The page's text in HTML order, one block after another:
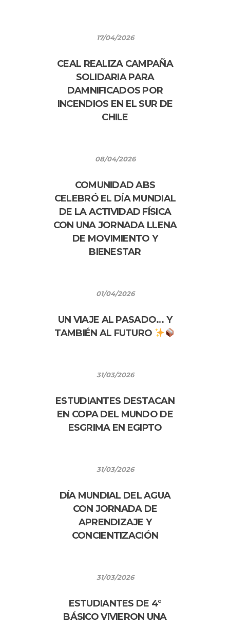
17/04/2026
CEAL REALIZA CAMPAÑA
SOLIDARIA PARA
DAMNIFICADOS POR
INCENDIOS EN EL SUR DE
CHILE
08/04/2026
COMUNIDAD ABS
CELEBRÓ EL DÍA MUNDIAL
DE LA ACTIVIDAD FÍSICA
CON UNA JORNADA LLENA
DE MOVIMIENTO Y
BIENESTAR
01/04/2026
UN VIAJE AL PASADO… Y
TAMBIÉN AL FUTURO
31/03/2026
ESTUDIANTES DESTACAN
EN COPA DEL MUNDO DE
ESGRIMA EN EGIPTO
31/03/2026
DÍA MUNDIAL DEL AGUA
CON JORNADA DE
APRENDIZAJE Y
CONCIENTIZACIÓN
31/03/2026
ESTUDIANTES DE 4°
BÁSICO VIVIERON UNA